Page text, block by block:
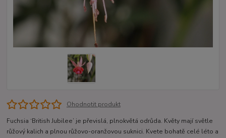
Ohodnotit produkt
Fuchsia ‘British Jubilee’ je převislá, plnokvětá odrůda. Květy mají světle
růžový kalich a plnou růžovo-oranžovou suknici. Kvete bohatě celé léto a